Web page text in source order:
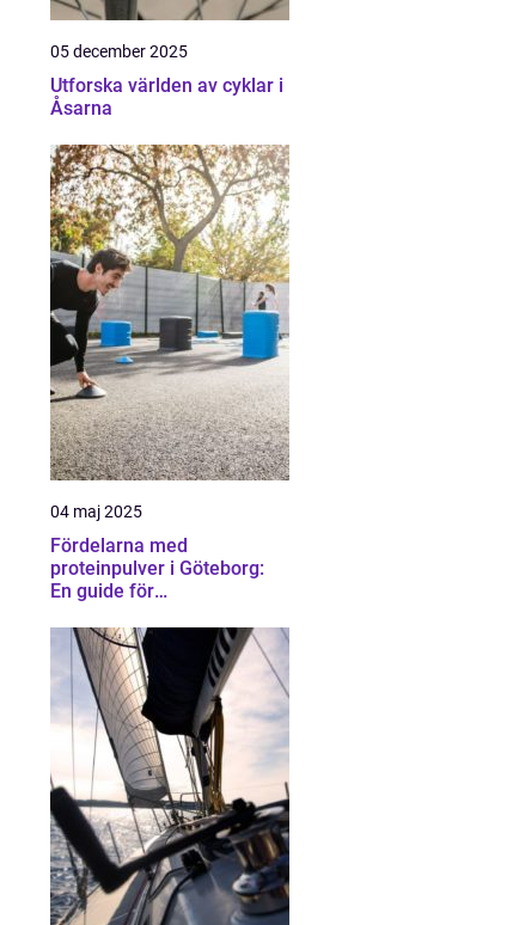
05 december 2025
Utforska världen av cyklar i
Åsarna
04 maj 2025
Fördelarna med
proteinpulver i Göteborg:
En guide för